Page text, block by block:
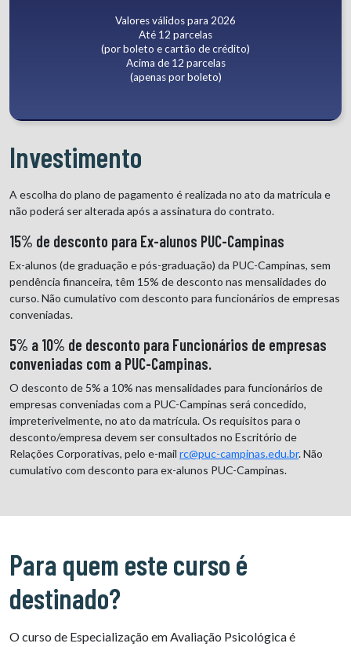
Valores válidos para 2026
Até 12 parcelas
(por boleto e cartão de crédito)
Acima de 12 parcelas
(apenas por boleto)
Investimento
A escolha do plano de pagamento é realizada no ato da matrícula e
não poderá ser alterada após a assinatura do contrato.
15% de desconto para Ex-alunos PUC-Campinas
Ex-alunos (de graduação e pós-graduação) da PUC-Campinas, sem
pendência financeira, têm 15% de desconto nas mensalidades do
curso. Não cumulativo com desconto para funcionários de empresas
conveniadas.
5% a 10% de desconto para Funcionários de empresas
conveniadas com a PUC-Campinas.
O desconto de 5% a 10% nas mensalidades para funcionários de
empresas conveniadas com a PUC-Campinas será concedido,
impreterivelmente, no ato da matrícula. Os requisitos para o
desconto/empresa devem ser consultados no Escritório de
Relações Corporativas, pelo e-mail rc@puc-campinas.edu.br. Não
cumulativo com desconto para ex-alunos PUC-Campinas.
Para quem este curso é
destinado?
O curso de Especialização em Avaliação Psicológica é